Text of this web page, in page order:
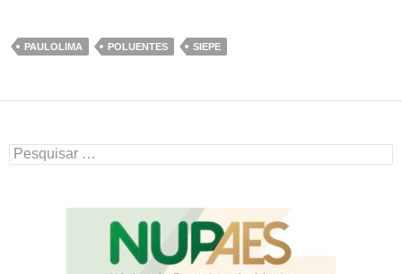
PAULOLIMA POLUENTES SIEPE
Pesquisar
por: